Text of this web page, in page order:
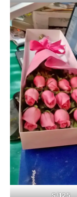
S/125